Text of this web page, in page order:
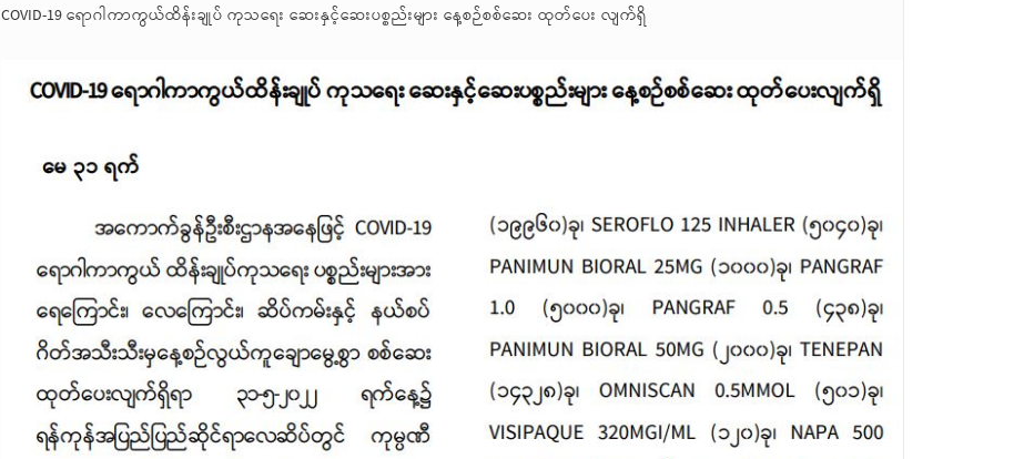
COVID-19 ရောဂါကာကွယ်ထိန်းချုပ် ကုသရေး ဆေးနှင့်ဆေးပစ္စည်းများ နေ့စဉ်စစ်ဆေး ထုတ်ပေး လျက်ရှိ